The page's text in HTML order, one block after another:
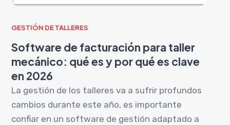
GESTIÓN DE TALLERES
Software de facturación para taller
mecánico: qué es y por qué es clave
en 2026
La gestión de los talleres va a sufrir profundos
cambios durante este año, es importante
confiar en un software de gestión adaptado a